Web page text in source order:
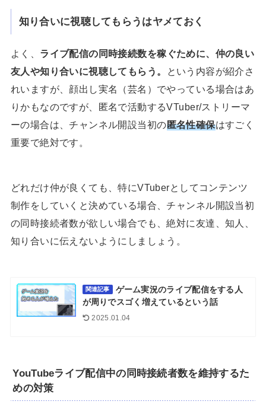
知り合いに視聴してもらうはヤメておく
よく、 ライブ配信の同時接続数を稼ぐために、仲の良い
友人や知り合いに視聴してもらう。
という内容が紹介さ
れいますが、顔出し実名（芸名）でやっている場合はあ
りかもなのですが、匿名で活動するVTuber/ストリーマ
ーの場合は、チャンネル開設当初の匿名性確保はすごく
重要で絶対です。
どれだけ仲が良くても、特にVTuberとしてコンテンツ
制作をしていくと決めている場合、チャンネル開設当初
の同時接続者数が欲しい場合でも、絶対に友達、知人、
知り合いに伝えないようにしましょう。
関連記事
ゲーム実況のライブ配信をする人
が周りでスゴく増えているという話
2025.01.04
YouTubeライブ配信中の同時接続者数を維持するた
めの対策